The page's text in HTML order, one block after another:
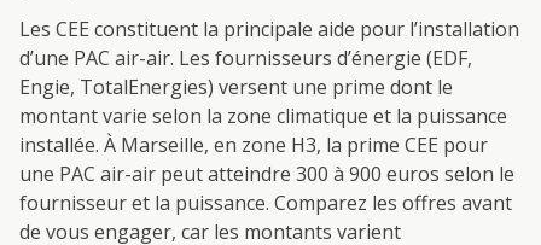
Les CEE constituent la principale aide pour l’installation
d’une PAC air-air. Les fournisseurs d’énergie (EDF,
Engie, TotalEnergies) versent une prime dont le
montant varie selon la zone climatique et la puissance
installée. À Marseille, en zone H3, la prime CEE pour
une PAC air-air peut atteindre 300 à 900 euros selon le
fournisseur et la puissance. Comparez les offres avant
de vous engager, car les montants varient